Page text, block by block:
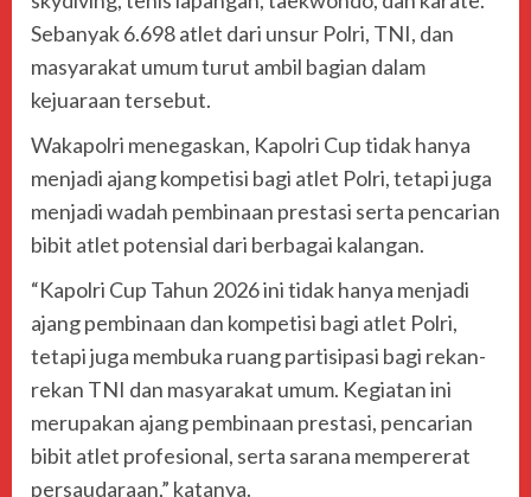
Sebanyak 6.698 atlet dari unsur Polri, TNI, dan
masyarakat umum turut ambil bagian dalam
kejuaraan tersebut.
Wakapolri menegaskan, Kapolri Cup tidak hanya
menjadi ajang kompetisi bagi atlet Polri, tetapi juga
menjadi wadah pembinaan prestasi serta pencarian
bibit atlet potensial dari berbagai kalangan.
“Kapolri Cup Tahun 2026 ini tidak hanya menjadi
ajang pembinaan dan kompetisi bagi atlet Polri,
tetapi juga membuka ruang partisipasi bagi rekan-
rekan TNI dan masyarakat umum. Kegiatan ini
merupakan ajang pembinaan prestasi, pencarian
bibit atlet profesional, serta sarana mempererat
persaudaraan,” katanya.